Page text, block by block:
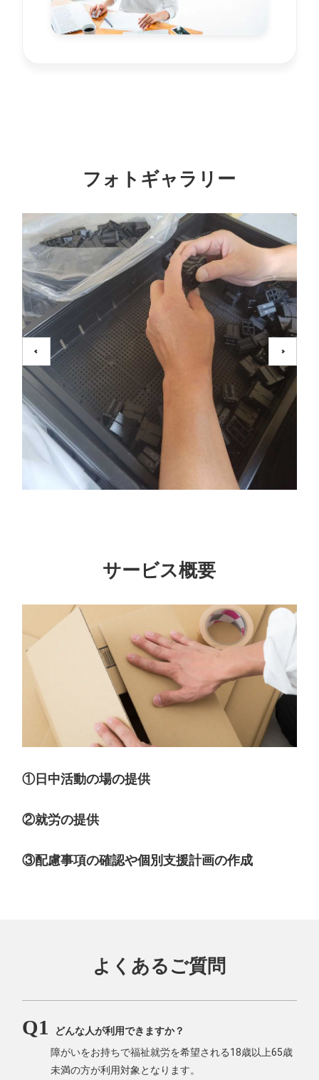
フォトギャラリー
サービス概要
①日中活動の場の提供
②就労の提供
③配慮事項の確認や個別支援計画の作成
よくあるご質問
どんな人が利用できますか？
障がいをお持ちで福祉就労を希望される18歳以上65歳
未満の方が利用対象となります。